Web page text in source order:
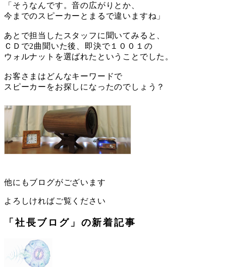
「そうなんです。音の広がりとか、
今までのスピーカーとまるで違いますね」
あとで担当したスタッフに聞いてみると、
ＣＤで2曲聞いた後、即決で１００１の
ウォルナットを選ばれたということでした。
お客さまはどんなキーワードで
スピーカーをお探しになったのでしょう？
他にもブログがございます
よろしければご覧ください
「社長ブログ」の新着記事